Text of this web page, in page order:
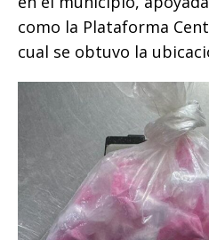
como la Plataforma
cual se obtuvo la